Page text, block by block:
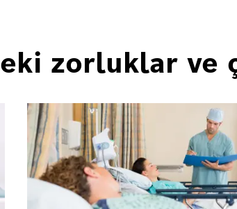
zorluklar ve